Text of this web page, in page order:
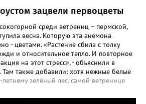
зацвели первоцветы
среди ветрениц – пермской,
весна. Которую эта анемона
- цветами. «Растение сбила с толку
и относительное тепло. И повторное
на этот стресс», - объяснили в
также добавили: хотя нежные белые
зелёный лес, самой ветренице